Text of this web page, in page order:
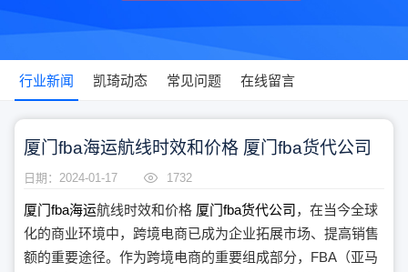
行业新闻 凯琦动态 常见问题 在线留言
厦门fba海运航线时效和价格 厦门fba货代公司
日期：2024-01-17 1732
厦门fba海运航线时效和价格 厦门fba货代公司 ，在当今全球
化的商业环境中，跨境电商已成为企业拓展市场、提高销售
额的重要途径。作为跨境电商的重要组成部分，FBA（亚马